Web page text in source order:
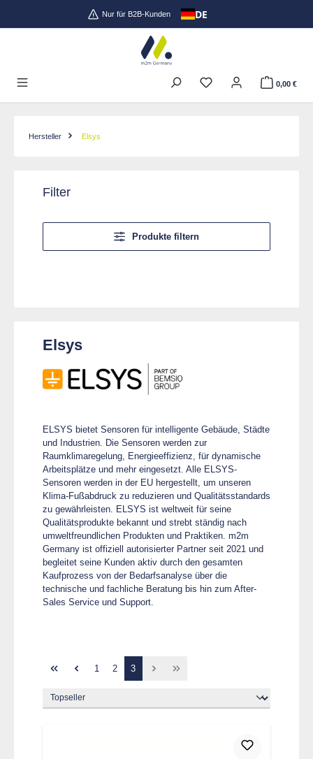
Zum Hauptinhalt springenNur für B2B-Kunden DE
0,00 €
Hersteller Elsys
Filter
Produkte filtern
Elsys
ELSYS bietet Sensoren für intelligente Gebäude, Städte
und Industrien. Die Sensoren werden zur
Raumklimaregelung, Energieeffizienz, für dynamische
Arbeitsplätze und mehr eingesetzt. Alle ELSYS-
Sensoren werden in der EU hergestellt, um unseren
Klima-Fußabdruck zu reduzieren und Qualitätsstandards
zu gewährleisten. ELSYS ist weltweit für seine
Qualitätsprodukte bekannt und strebt ständig nach
umweltfreundlichen Produkten und Praktiken. m2m
Germany ist offiziell autorisierter Partner seit 2021 und
begleitet seine Kunden aktiv durch den gesamten
Kaufprozess von der Bedarfsanalyse über die
technische und fachliche Beratung bis hin zum After-
Sales Service und Support.
Seite
1 Seite
2 Seite
3